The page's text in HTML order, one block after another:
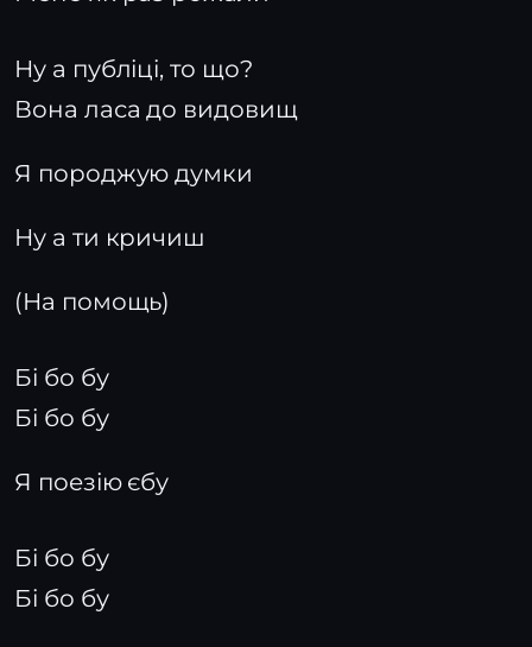
Ну а публіці, то що?
Вона ласа до видовищ
Я породжую думки
Ну а ти кричиш
(На помощь)
Бі бо бу
Бі бо бу
Я поезію єбу
Бі бо бу
Бі бо бу